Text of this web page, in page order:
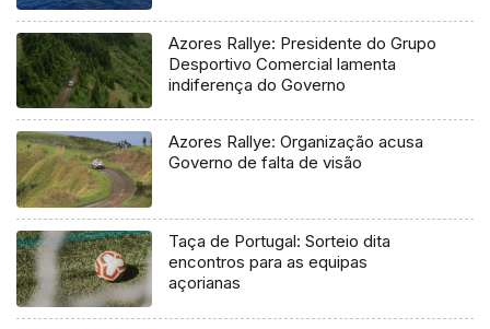
Azores Rallye: Presidente do Grupo
Desportivo Comercial lamenta
indiferença do Governo
Azores Rallye: Organização acusa
Governo de falta de visão
Taça de Portugal: Sorteio dita
encontros para as equipas
açorianas